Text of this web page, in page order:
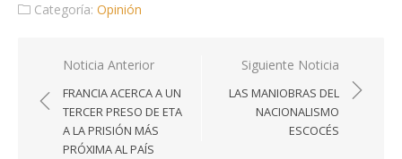
Categoría: Opinión
Navegación
de
entradas
Noticia Anterior
FRANCIA ACERCA A UN
TERCER PRESO DE ETA
A LA PRISIÓN MÁS
PRÓXIMA AL PAÍS
Siguiente Noticia
LAS MANIOBRAS DEL
NACIONALISMO
ESCOCÉS